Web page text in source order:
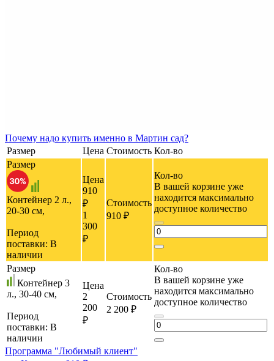
Почему надо купить именно в Мартин сад?
Размер
Цена Стоимость Кол-во
Размер
Контейнер 2 л.,
20-30 cм,
Период
поставки: В
наличии
Цена
910
₽
1
300
₽
Стоимость
910 ₽
Кол-во
В вашей корзине уже
находится максимально
доступное количество
Размер
Контейнер 3
л., 30-40 см,
Период
поставки: В
наличии
Цена
2
200
₽
Стоимость
2 200 ₽
Кол-во
В вашей корзине уже
находится максимально
доступное количество
Программа "Любимый клиент"